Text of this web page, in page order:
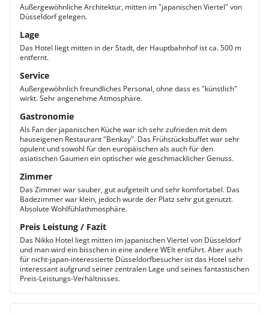
Außergewöhnliche Architektur, mitten im "japanischen Viertel" von
Düsseldorf gelegen.
Lage
Das Hotel liegt mitten in der Stadt, der Hauptbahnhof ist ca. 500 m
entfernt.
Service
Außergewöhnlich freundliches Personal, ohne dass es "künstlich"
wirkt. Sehr angenehme Atmosphäre.
Gastronomie
Als Fan der japanischen Küche war ich sehr zufrieden mit dem
hauseigenen Restaurant "Benkay". Das Frühstücksbuffet war sehr
opulent und sowohl für den europäischen als auch für den
asiatischen Gaumen ein optischer wie geschmacklicher Genuss.
Zimmer
Das Zimmer war sauber, gut aufgeteilt und sehr komfortabel. Das
Badezimmer war klein, jedoch wurde der Platz sehr gut genutzt.
Absolute Wohlfühlathmosphäre.
Preis Leistung / Fazit
Das Nikko Hotel liegt mitten im japanischen Viertel von Düsseldorf
und man wird ein bisschen in eine andere WElt entführt. Aber auch
für nicht-japan-interessierte Düsseldorfbesucher ist das Hotel sehr
interessant aufgrund seiner zentralen Lage und seines fantastischen
Preis-Leistungs-Verhältnisses.